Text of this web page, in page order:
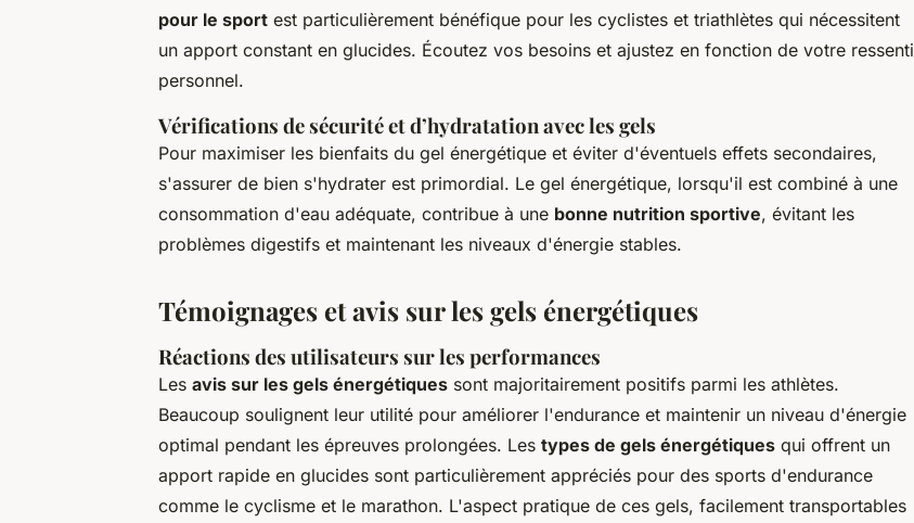
pour le sport est particulièrement bénéfique pour les cyclistes et triathlètes qui nécessitent
un apport constant en glucides. Écoutez vos besoins et ajustez en fonction de votre ressenti
personnel.
Vérifications de sécurité et d’hydratation avec les gels
Pour maximiser les bienfaits du gel énergétique et éviter d'éventuels effets secondaires,
s'assurer de bien s'hydrater est primordial. Le gel énergétique, lorsqu'il est combiné à une
consommation d'eau adéquate, contribue à une bonne nutrition sportive, évitant les
problèmes digestifs et maintenant les niveaux d'énergie stables.
Témoignages et avis sur les gels énergétiques
Réactions des utilisateurs sur les performances
Les avis sur les gels énergétiques sont majoritairement positifs parmi les athlètes.
Beaucoup soulignent leur utilité pour améliorer l'endurance et maintenir un niveau d'énergie
optimal pendant les épreuves prolongées. Les types de gels énergétiques qui offrent un
apport rapide en glucides sont particulièrement appréciés pour des sports d'endurance
comme le cyclisme et le marathon. L'aspect pratique de ces gels, facilement transportables